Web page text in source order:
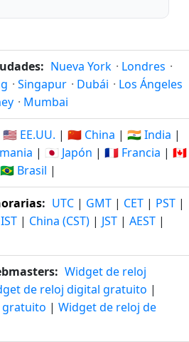
Nueva York · Londres ·
· Singapur · Dubái · Los Ángeles
· Mumbai
🇺🇸 EE.UU. | 🇨🇳 China | 🇮🇳 India |
| 🇯🇵 Japón | 🇫🇷 Francia | 🇨🇦
🇧🇷 Brasil |
: UTC | GMT | CET | PST |
IST | China (CST) | JST | AEST |
Widget de reloj
de reloj digital gratuito |
gratuito | Widget de reloj de